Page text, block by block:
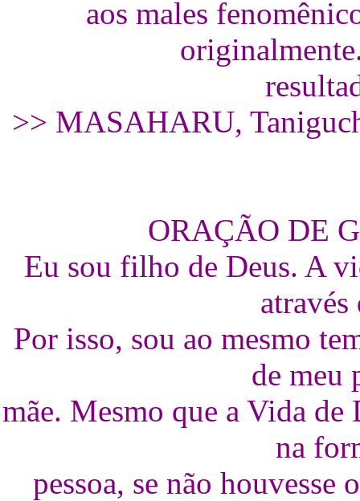
aos males
>> MASAHARU,
ORAÇÃO DE
Eu sou filho de Deus. A
através
Por isso, sou ao mesmo
de meu
mãe. Mesmo que a Vida de
na
pessoa, se não houvesse